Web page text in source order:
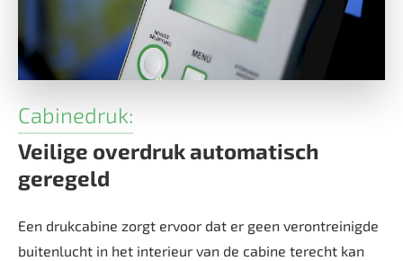
Cabinedruk:
Veilige overdruk automatisch
geregeld
Een drukcabine zorgt ervoor dat er geen verontreinigde
buitenlucht in het interieur van de cabine terecht kan